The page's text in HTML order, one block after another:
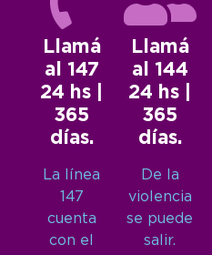
Llamá
al 147
24 hs |
365
días.
La línea
147
cuenta
con el
Llamá
al 144
24 hs |
365
días.
De la
violencia
se puede
salir.